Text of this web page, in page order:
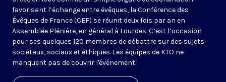
favorisant l’échange entre évêques, la Conférence des
Évêques de France (CEF) se réunit deux fois par an en
Assemblée Plénière, en général à Lourdes. C’est l’occasion
pour ses quelques 120 membres de débattre sur des sujets
sociétaux, sociaux et éthiques. Les équipes de KTO ne
manquent pas de couvrir l'événement.